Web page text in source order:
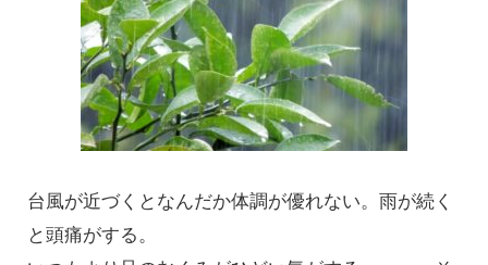
台風が近づくとなんだか体調が優れない。雨が続く
と頭痛がする。